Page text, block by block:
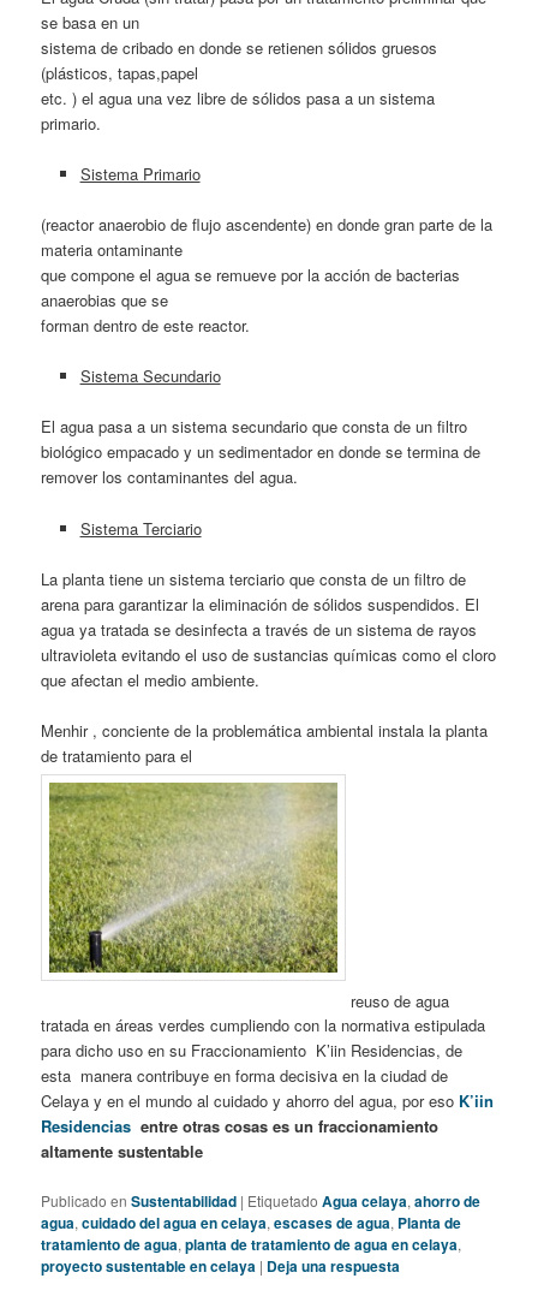
se basa en un
sistema de cribado en donde se retienen sólidos gruesos
(plásticos, tapas,papel
etc. ) el agua una vez libre de sólidos pasa a un sistema
primario.
Sistema Primario
(reactor anaerobio de flujo ascendente) en donde gran parte de la
materia ontaminante
que compone el agua se remueve por la acción de bacterias
anaerobias que se
forman dentro de este reactor.
Sistema Secundario
El agua pasa a un sistema secundario que consta de un filtro
biológico empacado y un sedimentador en donde se termina de
remover los contaminantes del agua.
Sistema Terciario
La planta tiene un sistema terciario que consta de un filtro de
arena para garantizar la eliminación de sólidos suspendidos. El
agua ya tratada se desinfecta a través de un sistema de rayos
ultravioleta evitando el uso de sustancias químicas como el cloro
que afectan el medio ambiente.
Menhir , conciente de la problemática ambiental instala la planta
de tratamiento para el
reuso de agua
tratada en áreas verdes cumpliendo con la normativa estipulada
para dicho uso en su Fraccionamiento K’iin Residencias, de
esta manera contribuye en forma decisiva en la ciudad de
Celaya y en el mundo al cuidado y ahorro del agua, por eso K’iin
Residencias entre otras cosas es un fraccionamiento
altamente sustentable
Publicado en Sustentabilidad | Etiquetado Agua celaya,ahorro de
agua,cuidado del agua en celaya,escases de agua, Planta de
tratamiento de agua,planta de tratamiento de agua en celaya,
proyecto sustentable en celaya | Deja una respuesta